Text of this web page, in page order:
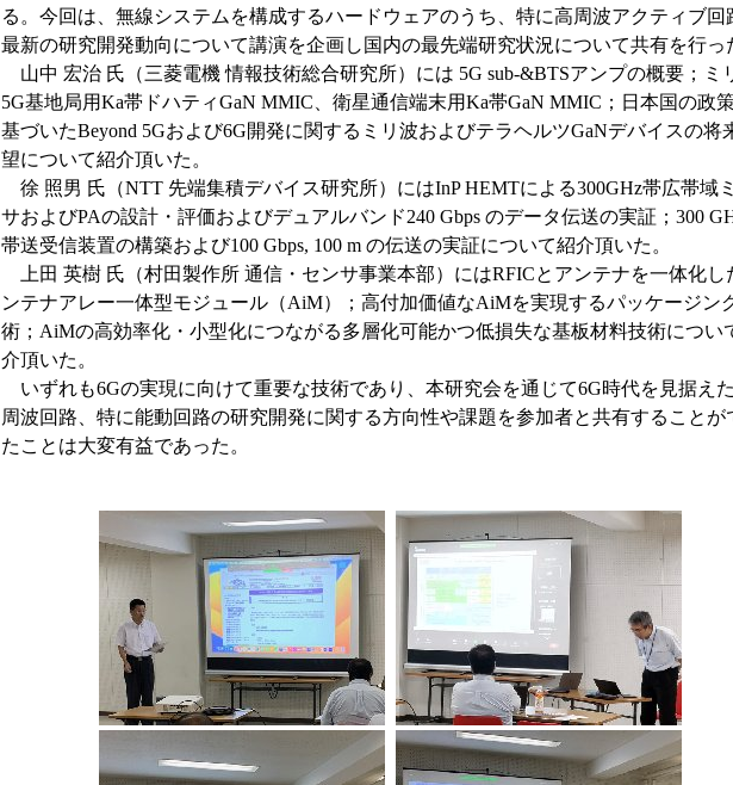
る。今回は、無線システムを構成するハードウェアのうち、特に高周波アクティブ回
最新の研究開発動向について講演を企画し国内の最先端研究状況について共有を行っ
山中 宏治 氏（三菱電機 情報技術総合研究所）には 5G sub-&BTSアンプの概要；ミ
5G基地局用Ka帯ドハティGaN MMIC、衛星通信端末用Ka帯GaN MMIC；日本国の政
基づいたBeyond 5Gおよび6G開発に関するミリ波およびテラヘルツGaNデバイスの将
望について紹介頂いた。
徐 照男 氏（NTT 先端集積デバイス研究所）にはInP HEMTによる300GHz帯広帯域
サおよびPAの設計・評価およびデュアルバンド240 Gbps のデータ伝送の実証；300
帯送受信装置の構築および100 Gbps, 100 m の伝送の実証について紹介頂いた。
上田 英樹 氏（村田製作所 通信・センサ事業本部）にはRFICとアンテナを一体化し
ンテナアレー一体型モジュール（AiM）；高付加価値なAiMを実現するパッケージン
術；AiMの高効率化・小型化につながる多層化可能かつ低損失な基板材料技術につい
介頂いた。
いずれも6Gの実現に向けて重要な技術であり、本研究会を通じて6G時代を見据え
周波回路、特に能動回路の研究開発に関する方向性や課題を参加者と共有することが
たことは大変有益であった。